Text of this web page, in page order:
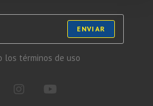
ENVIAR
los términos de uso